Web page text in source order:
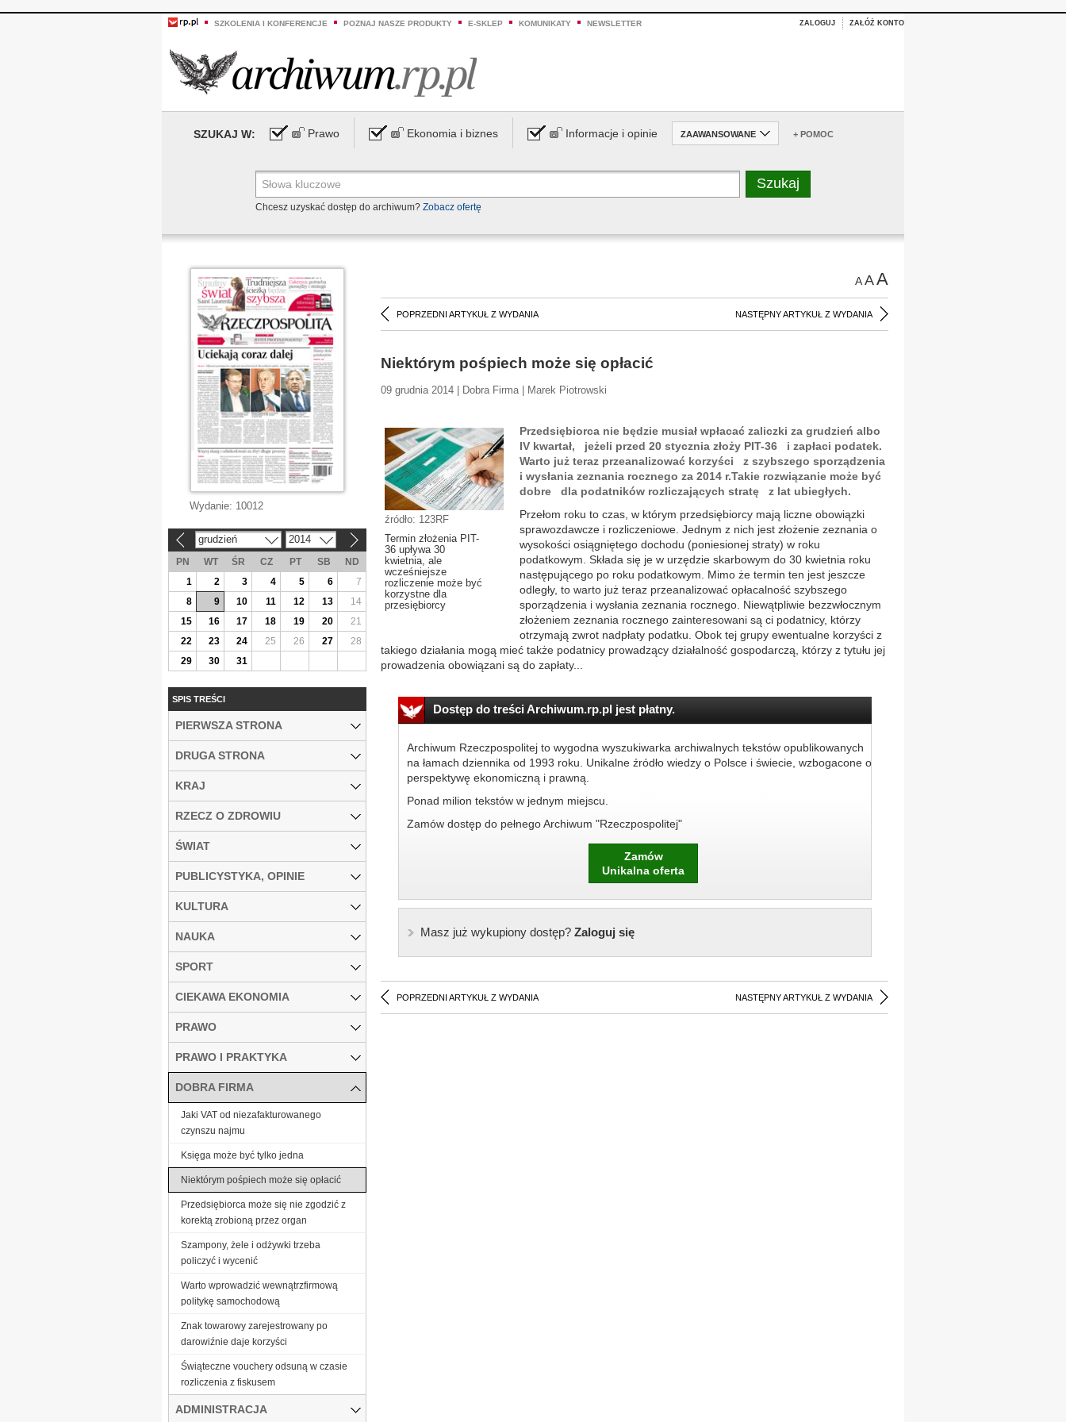
SZKOLENIA I KONFERENCJE POZNAJ NASZE PRODUKTY E-SKLEP KOMUNIKATY NEWSLETTER ZALOGUJ ZAŁÓŻ KONTO
SZUKAJ W: Prawo Ekonomia i biznes Informacje i opinie ZAAWANSOWANE + POMOC
Chcesz uzyskać dostęp do archiwum? Zobacz ofertę
AAA
POPRZEDNI ARTYKUŁ Z WYDANIA NASTĘPNY ARTYKUŁ Z WYDANIA
Niektórym pośpiech może się opłacić
09 grudnia 2014 | Dobra Firma | Marek Piotrowski
źródło: 123RF
Termin złożenia PIT-
36 upływa 30
kwietnia, ale
wcześniejsze
rozliczenie może być
korzystne dla
przesiębiorcy
Przedsiębiorca nie będzie musiał wpłacać zaliczki za grudzień albo
IV kwartał, jeżeli przed 20 stycznia złoży PIT-36 i zapłaci podatek.
Warto już teraz przeanalizować korzyści z szybszego sporządzenia
i wysłania zeznania rocznego za 2014 r.Takie rozwiązanie może być
dobre dla podatników rozliczających stratę z lat ubiegłych.
Przełom roku to czas, w którym przedsiębiorcy mają liczne obowiązki
sprawozdawcze i rozliczeniowe. Jednym z nich jest złożenie zeznania o
wysokości osiągniętego dochodu (poniesionej straty) w roku
podatkowym. Składa się je w urzędzie skarbowym do 30 kwietnia roku
następującego po roku podatkowym. Mimo że termin ten jest jeszcze
odległy, to warto już teraz przeanalizować opłacalność szybszego
sporządzenia i wysłania zeznania rocznego. Niewątpliwie bezzwłocznym
złożeniem zeznania rocznego zainteresowani są ci podatnicy, którzy
otrzymają zwrot nadpłaty podatku. Obok tej grupy ewentualne korzyści z
takiego działania mogą mieć także podatnicy prowadzący działalność gospodarczą, którzy z tytułu jej
prowadzenia obowiązani są do zapłaty...
Dostęp do treści Archiwum.rp.pl jest płatny.
Archiwum Rzeczpospolitej to wygodna wyszukiwarka archiwalnych tekstów opublikowanych
na łamach dziennika od 1993 roku. Unikalne źródło wiedzy o Polsce i świecie, wzbogacone o
perspektywę ekonomiczną i prawną.
Ponad milion tekstów w jednym miejscu.
Zamów dostęp do pełnego Archiwum "Rzeczpospolitej"
Zamów
Unikalna oferta
Masz już wykupiony dostęp?Zaloguj się
POPRZEDNI ARTYKUŁ Z WYDANIA NASTĘPNY ARTYKUŁ Z WYDANIA
Wydanie: 10012
grudzień 2014
PN WT ŚR CZ PT SB
ND
1
2 3 4 5 6
7
8
9 10 11 12 13
14
15
16 17 18 19 20
21
22
23 24 25 26 27
28
29
30 31
SPIS TREŚCI
PIERWSZA STRONA
DRUGA STRONA
KRAJ
RZECZ O ZDROWIU
ŚWIAT
PUBLICYSTYKA, OPINIE
KULTURA
NAUKA
SPORT
CIEKAWA EKONOMIA
PRAWO
PRAWO I PRAKTYKA
DOBRA FIRMA
Jaki VAT od niezafakturowanego
czynszu najmu
Księga może być tylko jedna
Niektórym pośpiech może się opłacić
Przedsiębiorca może się nie zgodzić z
korektą zrobioną przez organ
Szampony, żele i odżywki trzeba
policzyć i wycenić
Warto wprowadzić wewnątrzfirmową
politykę samochodową
Znak towarowy zarejestrowany po
darowiźnie daje korzyści
Świąteczne vouchery odsuną w czasie
rozliczenia z fiskusem
ADMINISTRACJA